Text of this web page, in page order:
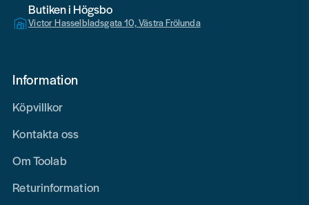
Butiken i Högsbo
Victor Hasselbladsgata 10, Västra Frölunda
Information
Köpvillkor
Kontakta oss
Om Toolab
Returinformation